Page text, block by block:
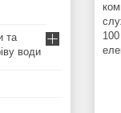
та
води